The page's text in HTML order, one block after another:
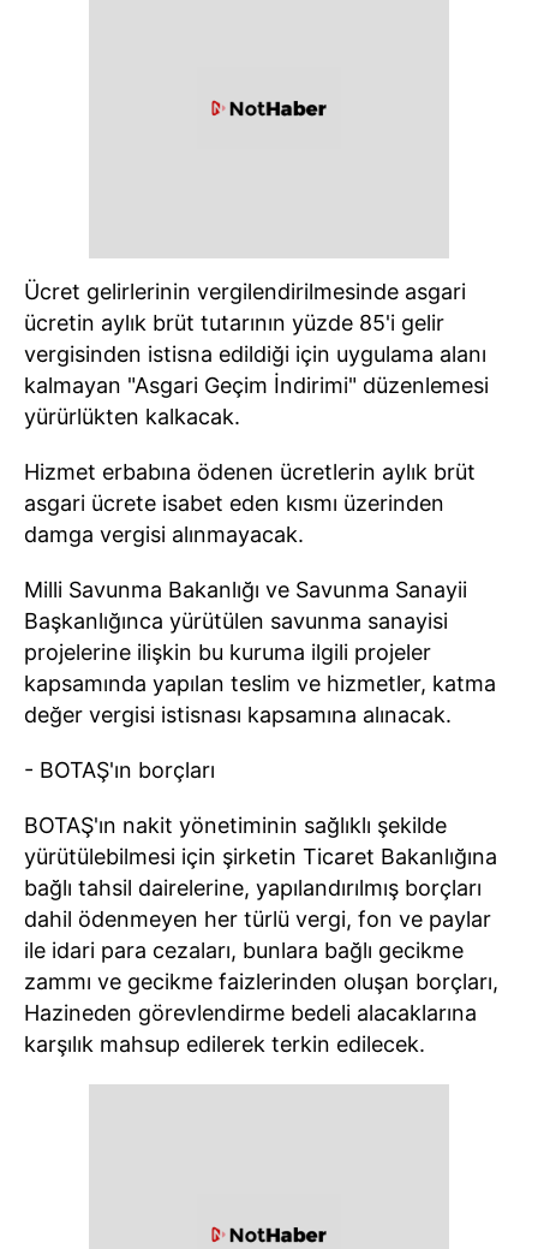
Ücret gelirlerinin vergilendirilmesinde asgari
ücretin aylık brüt tutarının yüzde 85'i gelir
vergisinden istisna edildiği için uygulama alanı
kalmayan "Asgari Geçim İndirimi" düzenlemesi
yürürlükten kalkacak.
Hizmet erbabına ödenen ücretlerin aylık brüt
asgari ücrete isabet eden kısmı üzerinden
damga vergisi alınmayacak.
Milli Savunma Bakanlığı ve Savunma Sanayii
Başkanlığınca yürütülen savunma sanayisi
projelerine ilişkin bu kuruma ilgili projeler
kapsamında yapılan teslim ve hizmetler, katma
değer vergisi istisnası kapsamına alınacak.
- BOTAŞ'ın borçları
BOTAŞ'ın nakit yönetiminin sağlıklı şekilde
yürütülebilmesi için şirketin Ticaret Bakanlığına
bağlı tahsil dairelerine, yapılandırılmış borçları
dahil ödenmeyen her türlü vergi, fon ve paylar
ile idari para cezaları, bunlara bağlı gecikme
zammı ve gecikme faizlerinden oluşan borçları,
Hazineden görevlendirme bedeli alacaklarına
karşılık mahsup edilerek terkin edilecek.